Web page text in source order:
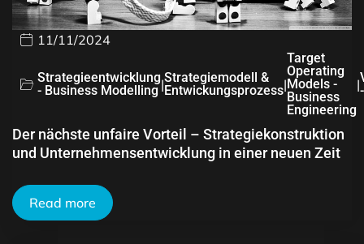
11/11/2024
Strategieentwicklung
- Business Modelling |Strategiemodell &
Entwickungsprozess|
Target
Operating
Models -
Business
Engineering
|
Der nächste unfaire Vorteil – Strategiekonstruktion
und Unternehmensentwicklung in einer neuen Zeit
Read more